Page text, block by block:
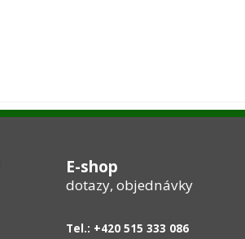
E-shop
dotazy, objednávky
Tel.: +420 515 333 086